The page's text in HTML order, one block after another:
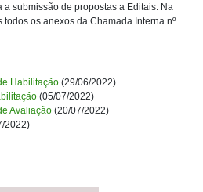
submissão de propostas a Editais. Na
todos os anexos da Chamada Interna nº
Habilitação (29/06/2022)
(05/07/2022)
Avaliação (20/07/2022)
2022)